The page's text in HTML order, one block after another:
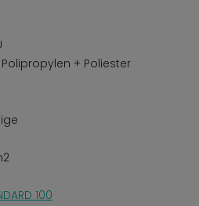
Polipropylen + Poliester
100